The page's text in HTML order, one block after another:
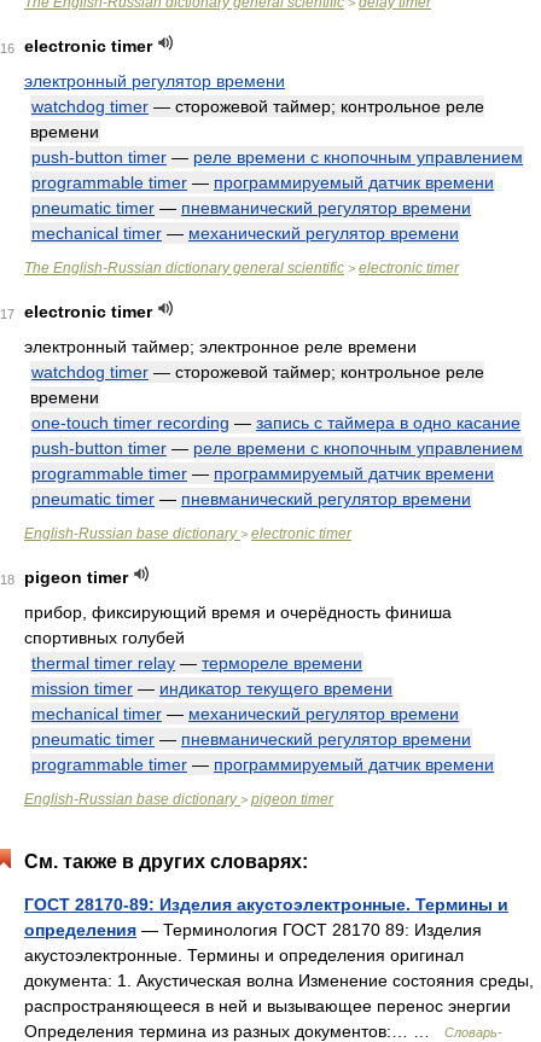
16
electronic timer
электронный регулятор времени
watchdog timer — сторожевой таймер; контрольное реле
времени
push-button timer — реле времени с кнопочным управлением
programmable timer — программируемый датчик времени
pneumatic timer — пневманический регулятор времени
mechanical timer — механический регулятор времени
The English-Russian dictionary general scientific > electronic timer
17
electronic timer
электронный таймер; электронное реле времени
watchdog timer — сторожевой таймер; контрольное реле
времени
one-touch timer recording — запись с таймера в одно касание
push-button timer — реле времени с кнопочным управлением
programmable timer — программируемый датчик времени
pneumatic timer — пневманический регулятор времени
English-Russian base dictionary> electronic timer
18
pigeon timer
прибор, фиксирующий время и очерёдность финиша
спортивных голубей
thermal timer relay — термореле времени
mission timer — индикатор текущего времени
mechanical timer — механический регулятор времени
pneumatic timer — пневманический регулятор времени
programmable timer — программируемый датчик времени
English-Russian base dictionary> pigeon timer
См. также в других словарях:
ГОСТ 28170-89: Изделия акустоэлектронные. Термины и
определения — Терминология ГОСТ 28170 89: Изделия
акустоэлектронные. Термины и определения оригинал
документа: 1. Акустическая волна Изменение состояния среды,
распространяющееся в ней и вызывающее перенос энергии
Определения термина из разных документов:… …
Словарь-